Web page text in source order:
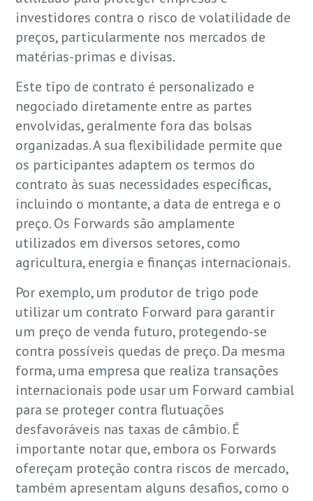
investidores contra o risco de volatilidade de
preços, particularmente nos mercados de
matérias-primas e divisas.
Este tipo de contrato é personalizado e
negociado diretamente entre as partes
envolvidas, geralmente fora das bolsas
organizadas. A sua flexibilidade permite que
os participantes adaptem os termos do
contrato às suas necessidades específicas,
incluindo o montante, a data de entrega e o
preço. Os Forwards são amplamente
utilizados em diversos setores, como
agricultura, energia e finanças internacionais.
Por exemplo, um produtor de trigo pode
utilizar um contrato Forward para garantir
um preço de venda futuro, protegendo-se
contra possíveis quedas de preço. Da mesma
forma, uma empresa que realiza transações
internacionais pode usar um Forward cambial
para se proteger contra flutuações
desfavoráveis nas taxas de câmbio. É
importante notar que, embora os Forwards
ofereçam proteção contra riscos de mercado,
também apresentam alguns desafios, como o